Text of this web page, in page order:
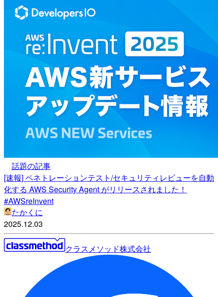
話題の記事
[速報] ペネトレーションテスト/セキュリティレビューを自動
化する AWS Security Agent がリリースされました！
#AWSreInvent
たかくに
2025.12.03
クラスメソッド株式会社